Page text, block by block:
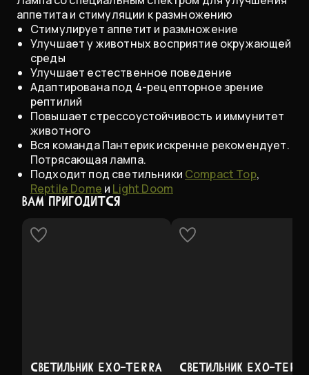
аппетита и стимуляции к размножению
Стимулирует аппетит и размножение
Улучшает у животных восприятие окружающей
среды
Улучшает естественное поведение
Адаптирована под 4-рецепторное зрение
рептилий
Повышает стрессоустойчивость и иммунитет
животного
Вся команда Пантерик искренне рекомендует.
Потрясающая лампа.
Подходит под светильники Compact Top,
Reptile Dome и Light Doom
ВАМ ПРИГОДИТСЯ
СВЕТИЛЬНИК EXO-TERRA
СВЕТИЛЬНИК EXO-